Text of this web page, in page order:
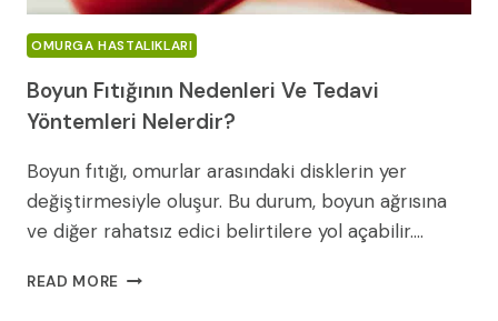
OMURGA HASTALIKLARI
Boyun Fıtığının Nedenleri Ve Tedavi
Yöntemleri Nelerdir?
Boyun fıtığı, omurlar arasındaki disklerin yer
değiştirmesiyle oluşur. Bu durum, boyun ağrısına
ve diğer rahatsız edici belirtilere yol açabilir….
READ MORE BOYUN